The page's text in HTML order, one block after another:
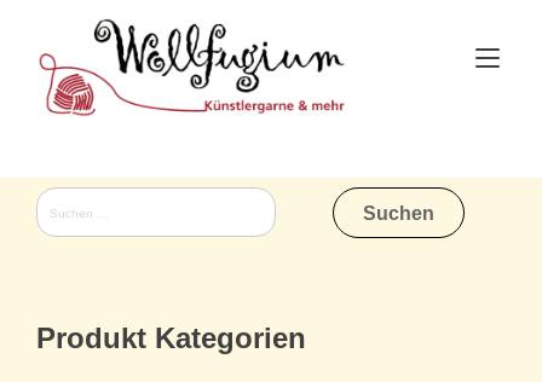
content
Suchen
nach:
Produkt Kategorien